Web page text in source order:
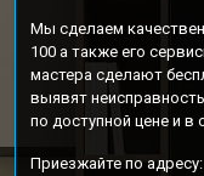
Мы сделаем
100 а также его
мастера сделают
выявят
по доступной цене и в
Приезжайте по